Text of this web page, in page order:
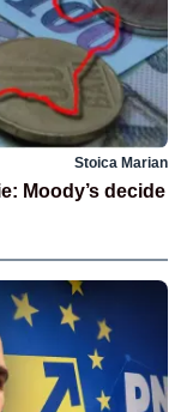
Stoica Marian
Moody’s decide